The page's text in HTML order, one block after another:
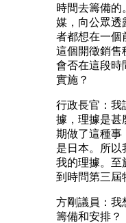
時間去籌備的
媒，向公眾透
者都想在一個
這個開徵銷售
會否在這段時
實施？
行政長官：我
據，理據是甚
期做了這種事
是日本。所以
我的理據。至
到時問第三屆
方剛議員：我
籌備和安排？